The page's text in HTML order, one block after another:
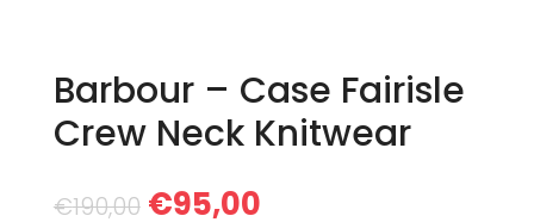
Barbour – Case Fairisle
Crew Neck Knitwear
€190,00 Il
€95,00Il